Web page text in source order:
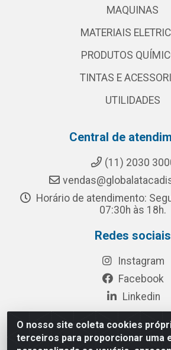
O nosso site coleta cookies
terceiros para proporcionar uma
MAQUINAS
MATERIAIS
PRODUTOS
TINTAS E
UTILIDADES
Central de
(11) 2030
Horário de atendimento:
07:30h às 18h.
Redes sociais
Instagram
Facebook
Linkedin
Rua Chipuê, 117 - S. Miguel Paulista